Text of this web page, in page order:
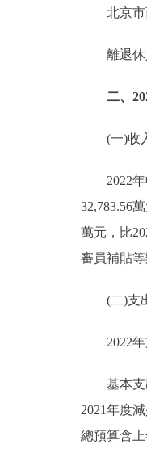
北京市西
離退休人
二、
(一)收入
2022年收
32,783.56
萬元，比
審員補貼
(二)支出
2022年支
基本支出
2021年度
總預算含